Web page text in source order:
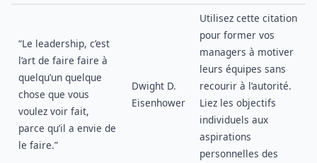
“Le leadership, c’est
l’art de faire faire à
quelqu’un quelque
chose que vous
voulez voir fait,
parce qu’il a envie de
le faire.”
Dwight D.
Eisenhower
Utilisez cette citation
pour former vos
managers à motiver
leurs équipes sans
recourir à l’autorité.
Liez les objectifs
individuels aux
aspirations
personnelles des